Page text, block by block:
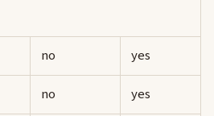
no
yes
no
yes